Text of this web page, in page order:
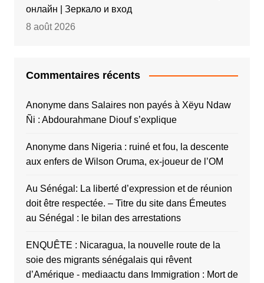
онлайн | Зеркало и вход
8 août 2026
Commentaires récents
Anonymedans Salaires non payés à Xëyu Ndaw
Ñi : Abdourahmane Diouf s’explique
Anonymedans Nigeria : ruiné et fou, la descente
aux enfers de Wilson Oruma, ex-joueur de l’OM
Au Sénégal: La liberté d’expression et de réunion
doit être respectée. – Titre du sitedans Émeutes
au Sénégal : le bilan des arrestations
ENQUÊTE : Nicaragua, la nouvelle route de la
soie des migrants sénégalais qui rêvent
d’Amérique - mediaactu dans Immigration : Mort de